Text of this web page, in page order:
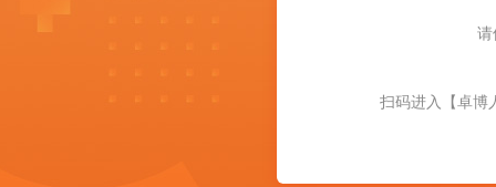
请
扫码进入【卓博